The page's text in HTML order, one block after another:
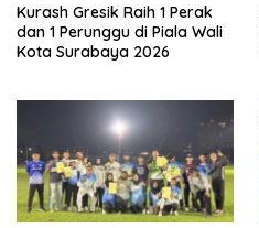
Kurash Gresik Raih 1 Perak
dan 1 Perunggu di Piala Wali
Kota Surabaya 2026